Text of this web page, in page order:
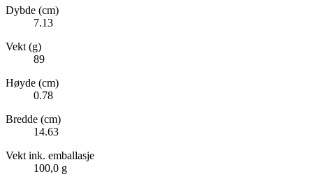
Dybde (cm)
7.13
Vekt (g)
89
Høyde (cm)
0.78
Bredde (cm)
14.63
Vekt ink. emballasje
100,0 g